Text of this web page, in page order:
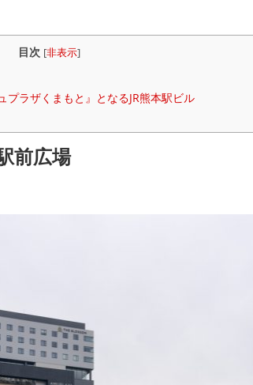
目次 [非表示]
プラザくまもと』となるJR熊本駅ビル
前広場